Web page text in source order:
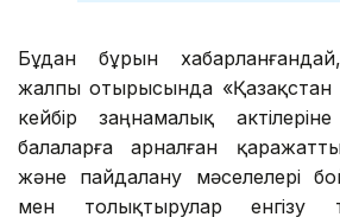
Бұдан бұрын
жалпы отырысында «Қазақстан
кейбір заңнамалық
балаларға арналған
және пайдалану мәселелері
мен толықтырулар енгізу